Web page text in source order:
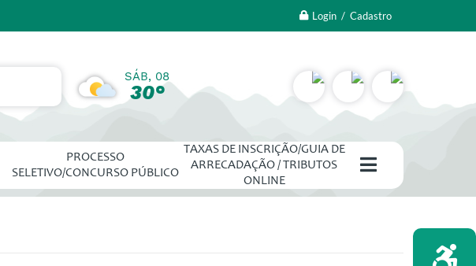
Login / Cadastro
SÁB, 08
30°
PROCESSO
SELETIVO/CONCURSO PÚBLICO
TAXAS DE INSCRIÇÃO/GUIA DE
ARRECADAÇÃO / TRIBUTOS
ONLINE